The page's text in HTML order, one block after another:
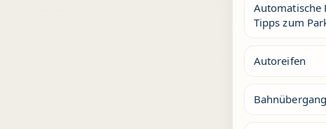
Automatische
Tipps zum
Autoreifen
Bahnübergang